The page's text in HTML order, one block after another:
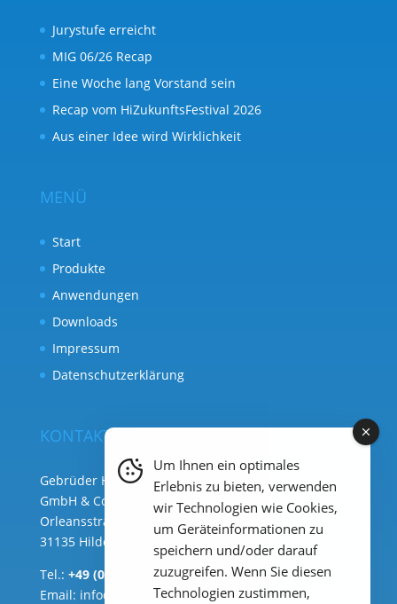
Jurystufe erreicht
MIG 06/26 Recap
Eine Woche lang Vorstand sein
Recap vom HiZukunftsFestival 2026
Aus einer Idee wird Wirklichkeit
MENÜ
Start
Produkte
Anwendungen
Downloads
Impressum
Datenschutzerklärung
KONTAKT
Gebrüder Heyl Analysentechnik
GmbH & Co. KG ( Hauptsitz )
Orleansstraße 75b
31135 Hildesheim
Tel.: +49 (0) 51 21 289 33 – 0
Email: info@heylanalysis.de
Um Ihnen ein optimales
Erlebnis zu bieten, verwenden
wir Technologien wie Cookies,
um Geräteinformationen zu
speichern und/oder darauf
zuzugreifen. Wenn Sie diesen
Technologien zustimmen,